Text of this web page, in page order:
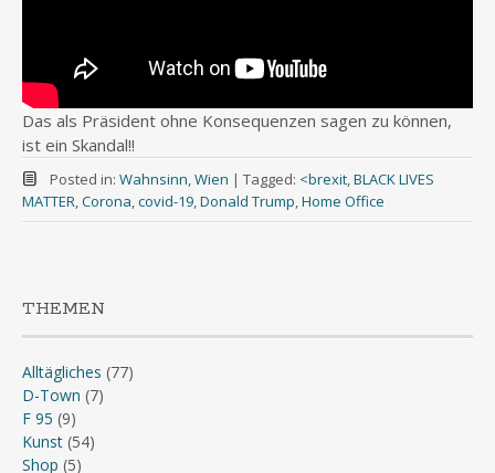
Das als Präsident ohne Konsequenzen sagen zu können,
ist ein Skandal!!
Posted in: Wahnsinn,Wien | Tagged: <brexit,BLACK LIVES
MATTER,Corona,covid-19,Donald Trump,Home Office
THEMEN
Alltägliches (77)
D-Town (7)
F 95 (9)
Kunst (54)
Shop (5)